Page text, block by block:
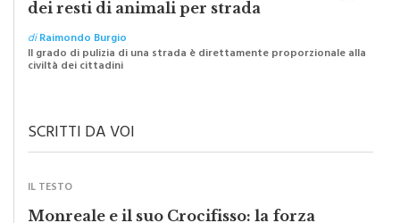
I “macellai” abusivi e l’abbandono selvaggio
dei resti di animali per strada
diRaimondo Burgio
SCRITTI DA VOI
IL TESTO